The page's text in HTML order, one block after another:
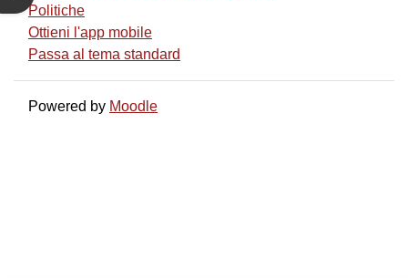
Politiche
Ottieni l'app mobile
Passa al tema standard
Powered by Moodle